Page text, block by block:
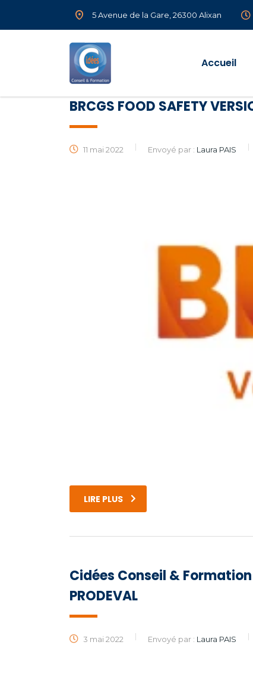
5 Avenue de la Gare, 26300 Alixan
Accueil
BRCGS FOOD SAFETY
11 mai 2022 Envoyé par : Laura PAIS
LIRE PLUS
Cidées Conseil & Formation
PRODEVAL
3 mai 2022 Envoyé par : Laura PAIS